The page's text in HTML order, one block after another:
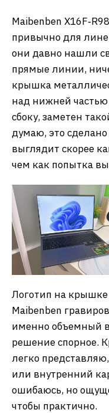
Maibenben
привычно для
они давно нашли
прямые линии,
крышка
над нижней частью
сбоку, заметен
думаю, это
выглядит скорее
чем как попытка
Логотип на
Maibenben
именно объемный
решение спорное.
легко
или внутренний
ошибаюсь, но
чтобы практично.